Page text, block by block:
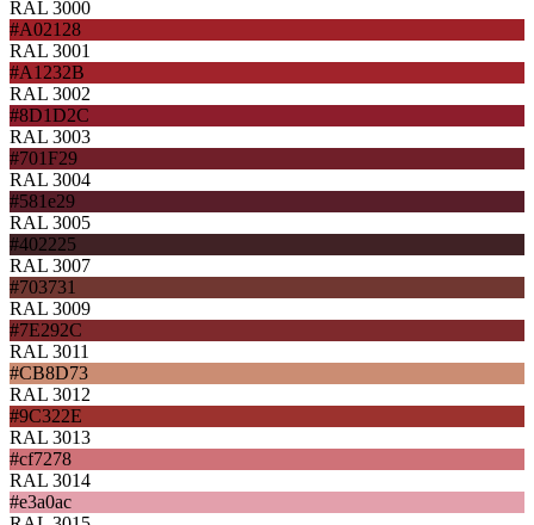
RAL 3000
#A02128
RAL 3001
#A1232B
RAL 3002
#8D1D2C
RAL 3003
#701F29
RAL 3004
#581e29
RAL 3005
#402225
RAL 3007
#703731
RAL 3009
#7E292C
RAL 3011
#CB8D73
RAL 3012
#9C322E
RAL 3013
#cf7278
RAL 3014
#e3a0ac